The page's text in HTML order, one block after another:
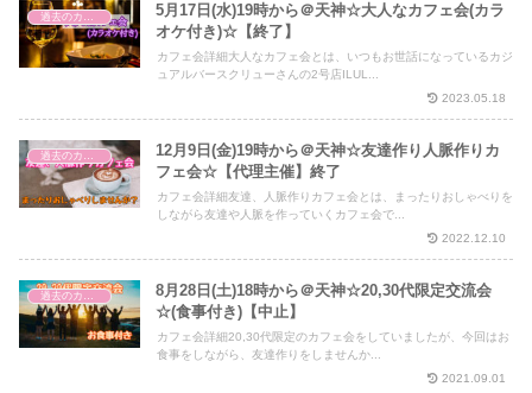
5月17日(水)19時から＠天神☆大人なカフェ会(カラ
オケ付き)☆【終了】
カフェ会詳細大人なカフェ会とは、いつもお世話になっているカジ
ュアルバースクリューさんの2号店ILUL...
2023.05.18
過去のカフェ会
12月9日(金)19時から＠天神☆友達作り人脈作りカ
フェ会☆【代理主催】終了
カフェ会詳細友達、人脈作りカフェ会とは、まったりおしゃべりを
しながら友達や人脈を作っていくカフェ会で...
2022.12.10
過去のカフェ会
8月28日(土)18時から＠天神☆20,30代限定交流会
☆(食事付き)【中止】
カフェ会詳細20,30代限定のカフェ会をしていましたが、今回はお
食事をしながら、友達作りをしませんか...
2021.09.01